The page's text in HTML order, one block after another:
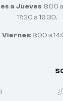
a Jueves: 8:00
17:30 a 19:30.
Viernes: 8:00 a